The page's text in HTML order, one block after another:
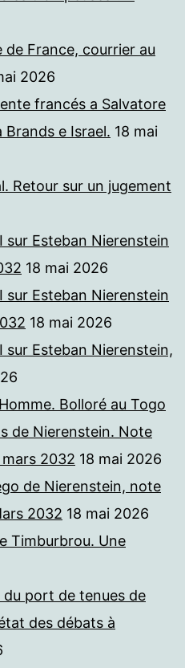
de France, courrier au
2026
francés a Salvatore
Brands e Israel. 18 mai
Retour sur un jugement
sur Esteban Nierenstein
18 mai 2026
sur Esteban Nierenstein
18 mai 2026
sur Esteban Nierenstein,
Bolloré au Togo
de Nierenstein. Note
2032 18 mai 2026
de Nierenstein, note
2032 18 mai 2026
Timburbrou. Une
du port de tenues de
des débats à